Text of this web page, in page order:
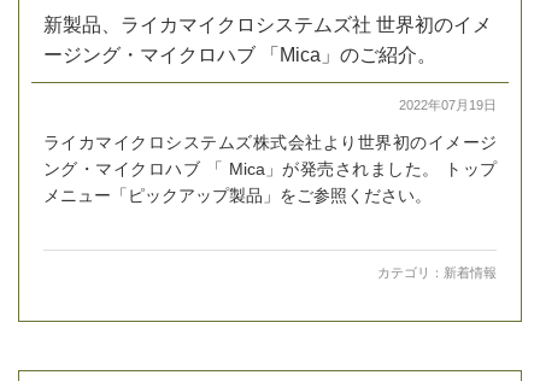
新製品、ライカマイクロシステムズ社 世界初のイメ
ージング・マイクロハブ 「Mica」のご紹介。
2022年07月19日
ライカマイクロシステムズ株式会社より世界初のイメージ
ング・マイクロハブ 「 Mica」が発売されました。 トップ
メニュー「ピックアップ製品」をご参照ください。
カテゴリ： 新着情報